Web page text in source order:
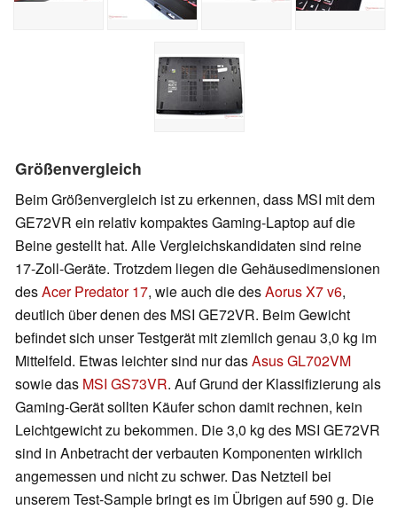
Größenvergleich
Beim Größenvergleich ist zu erkennen, dass MSI mit dem
GE72VR ein relativ kompaktes Gaming-Laptop auf die
Beine gestellt hat. Alle Vergleichskandidaten sind reine
17-Zoll-Geräte. Trotzdem liegen die Gehäusedimensionen
desAcer Predator 17, wie auch die desAorus X7 v6,
deutlich über denen des MSI GE72VR. Beim Gewicht
befindet sich unser Testgerät mit ziemlich genau 3,0 kg im
Mittelfeld. Etwas leichter sind nur dasAsus GL702VM
sowie das MSI GS73VR. Auf Grund der Klassifizierung als
Gaming-Gerät sollten Käufer schon damit rechnen, kein
Leichtgewicht zu bekommen. Die 3,0 kg des MSI GE72VR
sind in Anbetracht der verbauten Komponenten wirklich
angemessen und nicht zu schwer. Das Netzteil bei
unserem Test-Sample bringt es im Übrigen auf 590 g. Die